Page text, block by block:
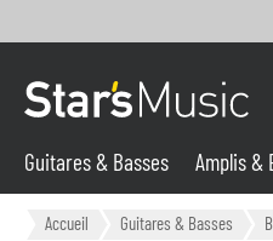
Guitares & Basses
Guitares & Basses Amplis &
Accueil Guitares & Basses